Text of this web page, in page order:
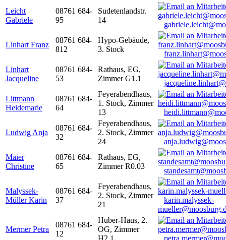
Leicht
Gabriele
08761 684-
95
Sudetenlandstr.
14
Linhart Franz
08761 684-
812
Hypo-Gebäude,
3. Stock
Linhart
Jacqueline
08761 684-
53
Rathaus, EG,
Zimmer G1.1
Littmann
Heidemarie
08761 684-
64
Feyerabendhaus,
1. Stock, Zimmer
13
Ludwig Anja
08761 684-
32
Feyerabendhaus,
2. Stock, Zimmer
24
Maier
Christine
08761 684-
65
Rathaus, EG,
Zimmer R0.03
Malyssek-
Müller Karin
08761 684-
37
Feyerabendhaus,
2. Stock, Zimmer
21
karin.malyssek-
Mermer Petra
08761 684-
12
Huber-Haus, 2.
OG, Zimmer
H2.1